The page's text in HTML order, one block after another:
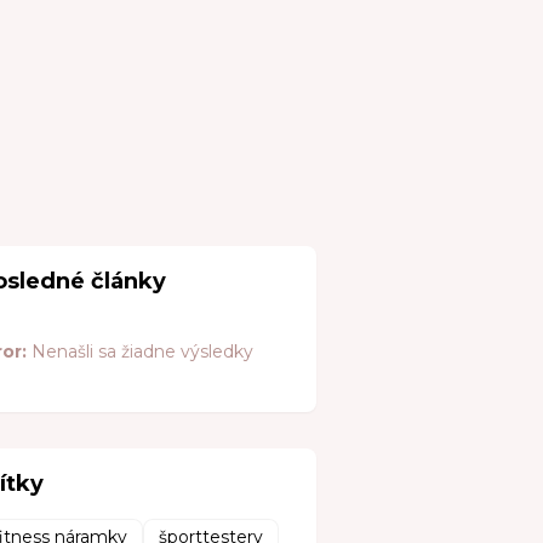
články
Nenašli sa žiadne výsledky
náramky
športtestery